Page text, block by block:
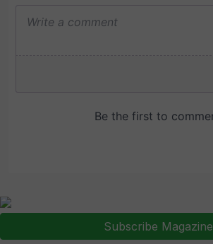
Subscribe Magazine